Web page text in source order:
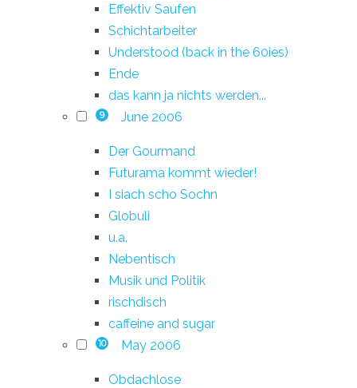
Effektiv Saufen
Schichtarbeiter
Understood (back in the 60ies)
Ende
das kann ja nichts werden...
9 June 2006
Der Gourmand
Futurama kommt wieder!
I siach scho Sochn
Globuli
u.a.
Nebentisch
Musik und Politik
rischdisch
caffeine and sugar
10 May 2006
Obdachlose